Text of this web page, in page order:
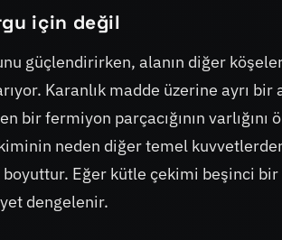
için değil
güçlendirirken, alanın diğer
Karanlık madde üzerine ayrı bir
fermiyon parçacığının varlığını
neden diğer temel
Eğer kütle çekimi beşinci bir
dengelenir.